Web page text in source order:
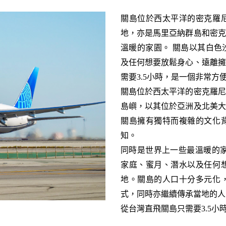
關島位於西太平洋的密克羅
地，亦是馬里亞納群島和密
溫暖的家園。 關島以其白色
及任何想要放鬆身心、遠離
需要3.5小時，是一個非常方
關島位於西太平洋的密克羅
島嶼，以其位於亞洲及北美
關島擁有獨特而複雜的文化
知。
同時是世界上一些最溫暖的
家庭、蜜月、潛水以及任何
地。關島的人口十分多元化
式，同時亦繼續傳承當地的
從台灣直飛關島只需要3.5小